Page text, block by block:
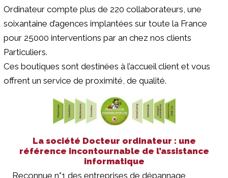
Ordinateur compte plus de 220 collaborateurs, une
soixantaine d’agences implantées sur toute la France
pour 25000 interventions par an chez nos clients
Particuliers.
Ces boutiques sont destinées à l’accueil client et vous
offrent un service de proximité, de qualité.
La société Docteur ordinateur : une
référence incontournable de l’assistance
informatique
Reconnue n°1 des entreprises de dépannage